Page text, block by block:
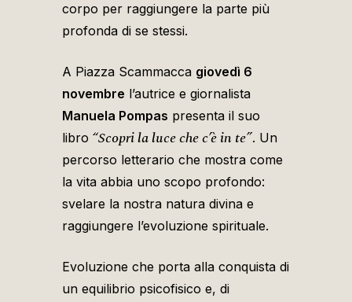
corpo per raggiungere la parte più
profonda di se stessi.
A Piazza Scammacca giovedì 6
novembre l’autrice e giornalista
Manuela Pompas presenta il suo
libro “Scopri la luce che c’è in te”. Un
percorso letterario che mostra come
la vita abbia uno scopo profondo:
svelare la nostra natura divina e
raggiungere l’evoluzione spirituale.
Evoluzione che porta alla conquista di
un equilibrio psicofisico e, di